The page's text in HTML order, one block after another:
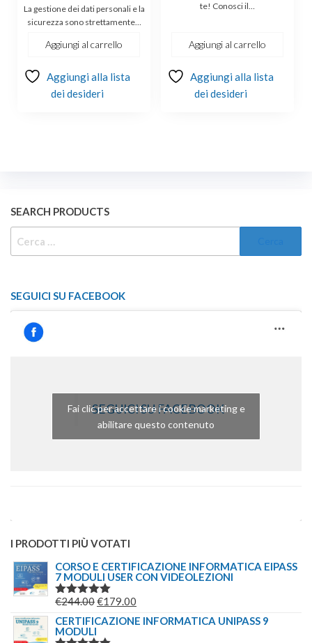
La gestione dei dati personali e la
sicurezza sono strettamente…
Aggiungi al carrello
Aggiungi alla lista
dei desideri
te! Conosci il…
Aggiungi al carrello
Aggiungi alla lista
dei desideri
SEARCH PRODUCTS
SEGUICI SU FACEBOOK
SEGUICI SU FACEBOOK
Fai clic per accettare i cookie marketing e
abilitare questo contenuto
I PRODOTTI PIÙ VOTATI
CORSO E CERTIFICAZIONE INFORMATICA EIPASS
7 MODULI USER CON VIDEOLEZIONI
VALUTATO
€244.00IL
PREZZO
€179.00
PREZZO
CERTIFICAZIONE INFORMATICA UNIPASS 9
MODULI